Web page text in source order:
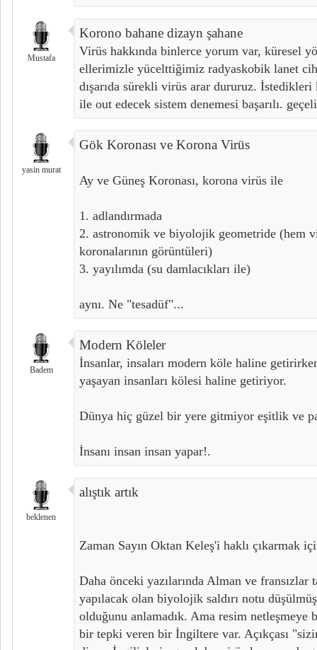
Mustafa
Korono bahane dizayn şahane
Virüs hakkında binlerce yorum var, küresel
ellerimizle yücelttiğimiz radyaskobik lanet
dışarıda sürekli virüs arar dururuz.
ile out edecek sistem denemesi başarılı.
yasin murat
Gök Koronası ve Korona Virüs
Ay ve Güneş Koronası, korona virüs ile
1. adlandırmada
2. astronomik ve biyolojik geometride (hem
koronalarının görüntüleri)
3. yayılımda (su damlacıkları ile)
aynı. Ne "tesadüf"...
Badem
Modern Köleler
İnsanlar, insaları modern köle haline
yaşayan insanları kölesi haline getiriyor.
Dünya hiç güzel bir yere gitmiyor eşitlik ve
İnsanı insan insan yapar!.
beklenen
alıştık artık
Zaman Sayın Oktan Keleş'i haklı çıkarmak
Daha önceki yazılarında Alman ve fransızlar
yapılacak olan biyolojik saldırı notu
olduğunu anlamadık. Ama resim netleşmeye
bir tepki veren bir İngiltere var. Açıkçası